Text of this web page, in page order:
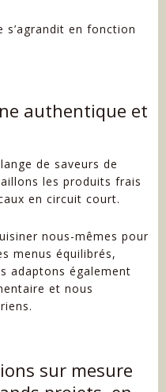
en fonction
authentique et
de saveurs de
les produits frais
en circuit court.
nous-mêmes pour
menus équilibrés,
adaptons également
et nous
sur mesure